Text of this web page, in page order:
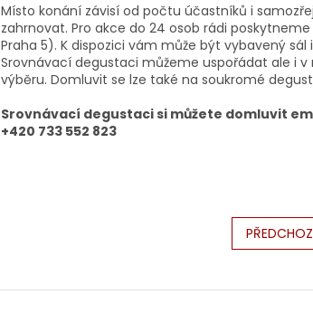
Místo konání závisí od počtu účastníků i
zahrnovat. Pro akce do 24 osob rádi
Praha 5). K dispozici vám může být vybavený
Srovnávací degustaci můžeme uspořádat ale i
výběru. Domluvit se lze také na soukromé
Srovnávací degustaci si můžete domluvit
+420 733 552 823